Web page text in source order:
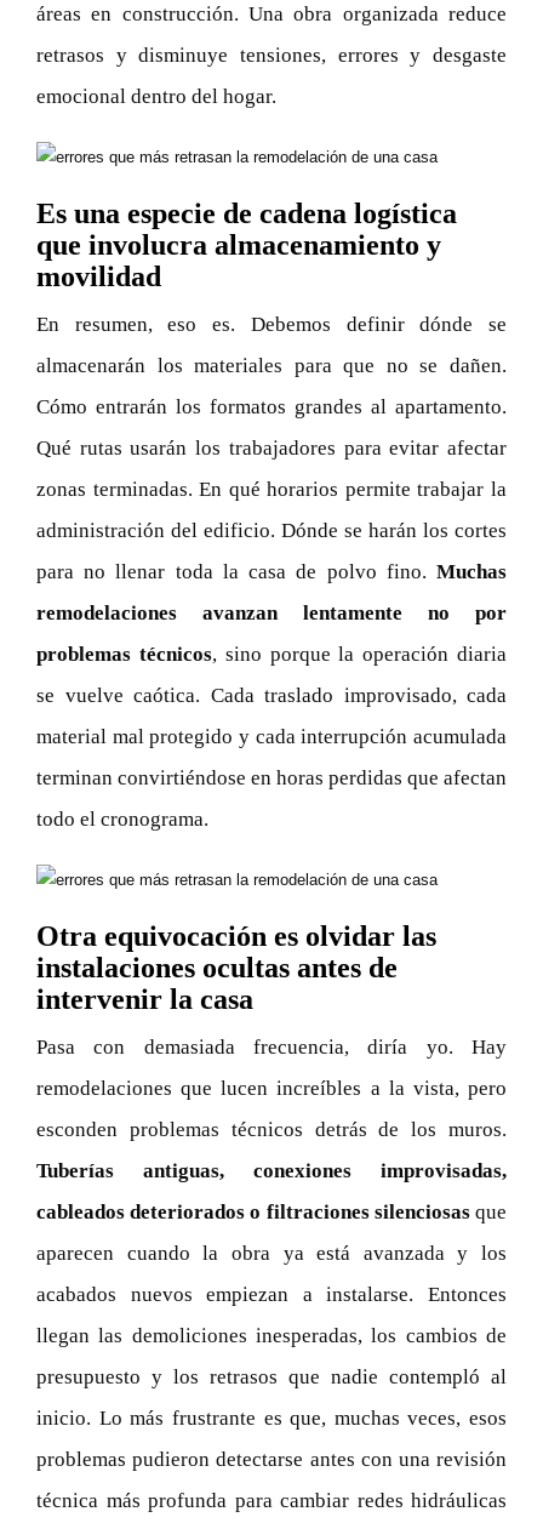
áreas en construcción. Una obra organizada reduce
retrasos y disminuye tensiones, errores y desgaste
emocional dentro del hogar.
Es una especie de cadena logística
que involucra almacenamiento y
movilidad
En resumen, eso es. Debemos definir dónde se
almacenarán los materiales para que no se dañen.
Cómo entrarán los formatos grandes al apartamento.
Qué rutas usarán los trabajadores para evitar afectar
zonas terminadas. En qué horarios permite trabajar la
administración del edificio. Dónde se harán los cortes
para no llenar toda la casa de polvo fino. Muchas
remodelaciones avanzan lentamente no por
problemas técnicos, sino porque la operación diaria
se vuelve caótica. Cada traslado improvisado, cada
material mal protegido y cada interrupción acumulada
terminan convirtiéndose en horas perdidas que afectan
todo el cronograma.
Otra equivocación es olvidar las
instalaciones ocultas antes de
intervenir la casa
Pasa con demasiada frecuencia, diría yo. Hay
remodelaciones que lucen increíbles a la vista, pero
esconden problemas técnicos detrás de los muros.
Tuberías antiguas, conexiones improvisadas,
cableados deteriorados o filtraciones silenciosasque
aparecen cuando la obra ya está avanzada y los
acabados nuevos empiezan a instalarse. Entonces
llegan las demoliciones inesperadas, los cambios de
presupuesto y los retrasos que nadie contempló al
inicio. Lo más frustrante es que, muchas veces, esos
problemas pudieron detectarse antes con una revisión
técnica más profunda para cambiar redes hidráulicas